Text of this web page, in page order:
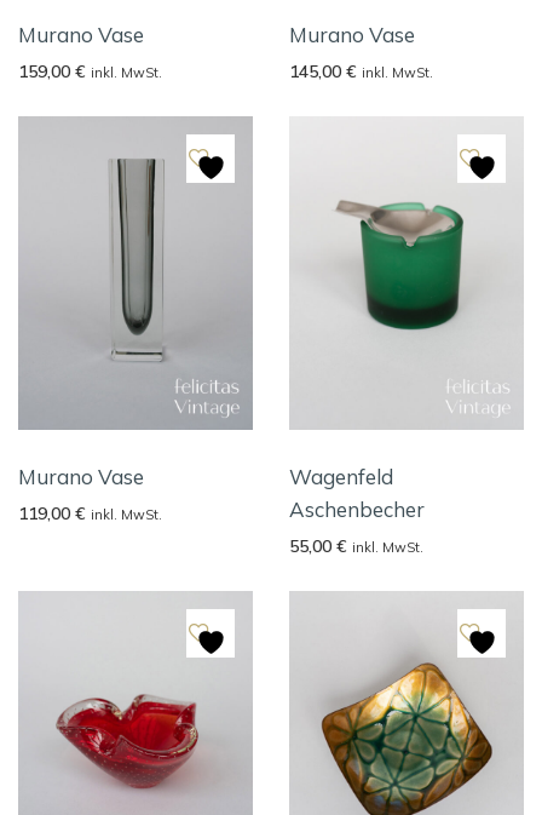
Murano Vase
159,00 € inkl. MwSt.
Murano Vase
145,00 € inkl. MwSt.
Murano Vase
119,00 € inkl. MwSt.
Wagenfeld
Aschenbecher
55,00 € inkl. MwSt.